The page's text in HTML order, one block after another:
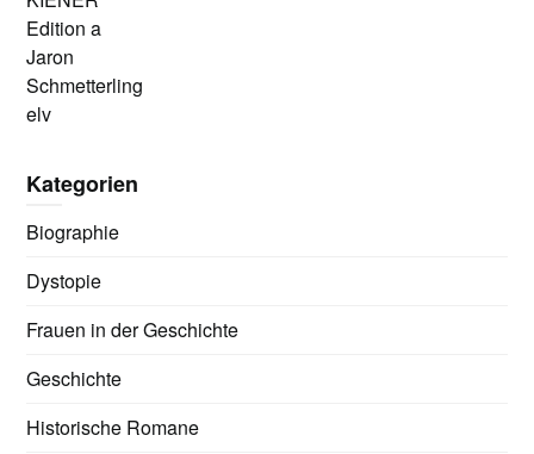
Edition a
Jaron
Schmetterling
elv
Kategorien
Biographie
Dystopie
Frauen in der Geschichte
Geschichte
Historische Romane